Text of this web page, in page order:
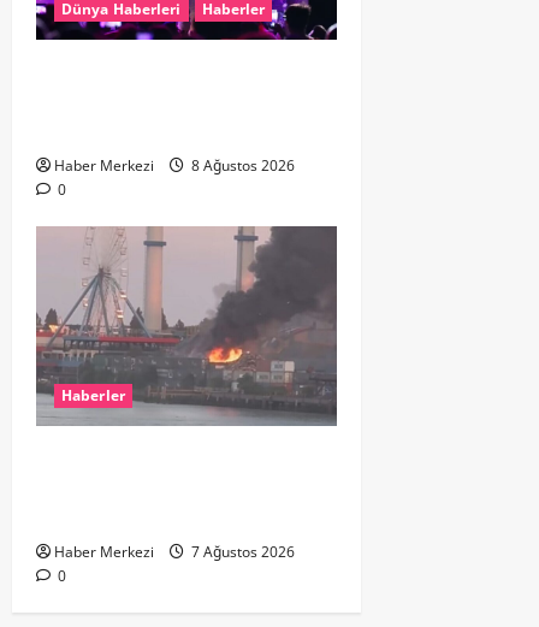
Dünya Haberleri Haberler
Haber Merkezi
8 Ağustos 2026
0
Haberler
Haber Merkezi
7 Ağustos 2026
0